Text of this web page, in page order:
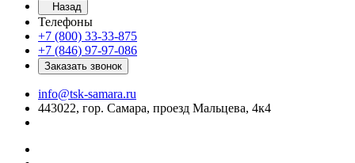
Назад
Телефоны
+7 (800) 33-33-875
+7 (846) 97-97-086
Заказать звонок
info@tsk-samara.ru
443022, гор. Самара, проезд Мальцева, 4к4